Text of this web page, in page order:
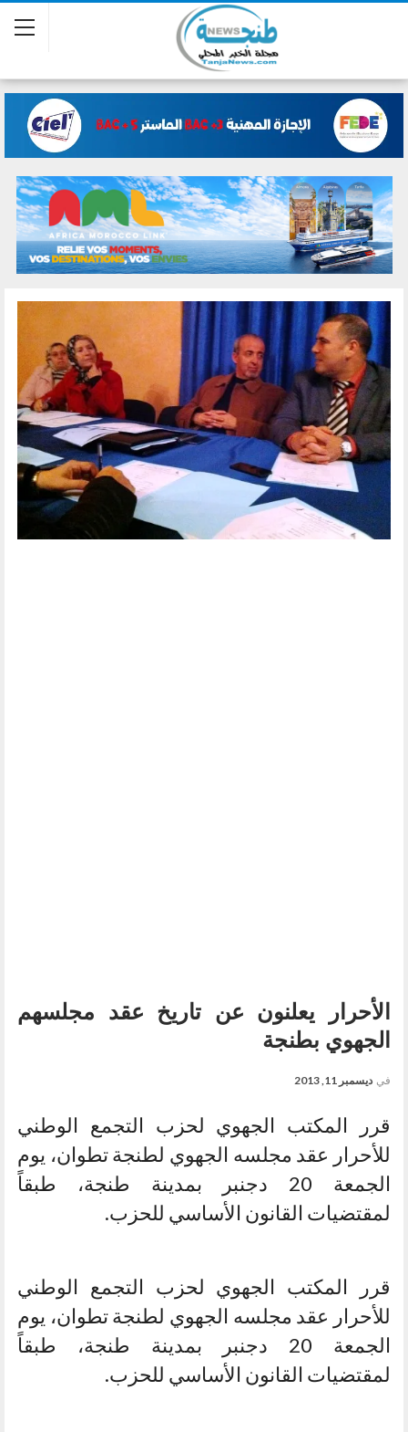
الأحرار يعلنون عن تاريخ عقد مجلسهم
الجهوي بطنجة
في ديسمبر 11, 2013
قرر المكتب الجهوي لحزب التجمع الوطني
للأحرار عقد مجلسه الجهوي لطنجة تطوان، يوم
الجمعة 20 دجنبر بمدينة طنجة، طبقاً
لمقتضيات القانون الأساسي للحزب.
قرر المكتب الجهوي لحزب التجمع الوطني
للأحرار عقد مجلسه الجهوي لطنجة تطوان، يوم
الجمعة 20 دجنبر بمدينة طنجة، طبقاً
لمقتضيات القانون الأساسي للحزب.